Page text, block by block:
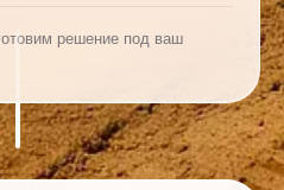
решение под ваш